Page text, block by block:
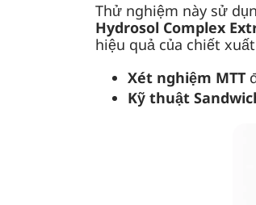
Thử nghiệm này sử
Hydrosol Complex
hiệu quả của chiết
Xét nghiệm MTT
Kỹ thuật